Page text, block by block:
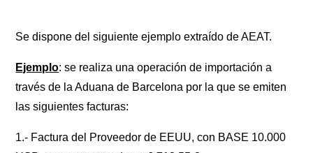
Se dispone del siguiente ejemplo extraído de AEAT.
Ejemplo: se realiza una operación de importación a
través de la Aduana de Barcelona por la que se emiten
las siguientes facturas:
1.- Factura del Proveedor de EEUU, con BASE 10.000